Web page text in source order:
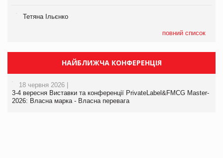
Тетяна Ільєнко
повний список
НАЙБЛИЖЧА КОНФЕРЕНЦІЯ
18 червня 2026 |
3-4 вересня Виставки та конференції PrivateLabel&FMCG Master-
2026: Власна марка - Власна перевага